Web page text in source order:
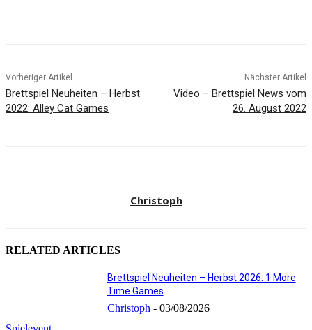
Vorheriger Artikel
Brettspiel Neuheiten – Herbst
2022: Alley Cat Games
Nächster Artikel
Video – Brettspiel News vom
26. August 2022
Christoph
RELATED ARTICLES
Brettspiel Neuheiten – Herbst 2026: 1 More
Time Games
Christoph - 03/08/2026